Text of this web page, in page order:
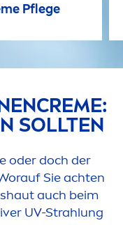
Pflege
CREME:
SOLLTEN
oder doch der
Sie achten
auch beim
UV-Strahlung